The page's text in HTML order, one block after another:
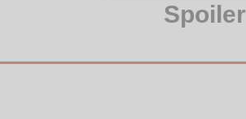
Spoiler